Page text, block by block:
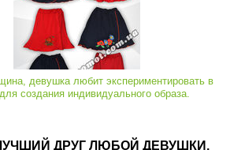
девушка любит экспериментировать в
создания индивидуального образа.
ДРУГ ЛЮБОЙ ДЕВУШКИ.